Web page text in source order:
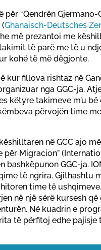
“Qendrën Gjermano-
Ghanaisch-Deutsches
më prezantoi me
të parë me të u
kohë të më dëgjonte.
kur fillova rishtaz në
nga GGC-ja.
këtyre takimeve m’u
përvojën time
në GCC ajo
për Migracion”
bashkëpunon GGC-ja.
të ngrira. Gjithashtu
time të
në një sërë kursesh
Në kuadrin e
të përfitoj edhe pajisje